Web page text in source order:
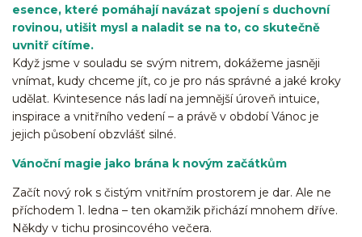
esence, které pomáhají navázat spojení s duchovní
rovinou, utišit mysl a naladit se na to, co skutečně
uvnitř cítíme.
Když jsme v souladu se svým nitrem, dokážeme jasněji
vnímat, kudy chceme jít, co je pro nás správné a jaké kroky
udělat. Kvintesence nás ladí na jemnější úroveň intuice,
inspirace a vnitřního vedení – a právě v období Vánoc je
jejich působení obzvlášť silné.
Vánoční magie jako brána k novým začátkům
Začít nový rok s čistým vnitřním prostorem je dar. Ale ne
příchodem 1. ledna – ten okamžik přichází mnohem dříve.
Někdy v tichu prosincového večera.